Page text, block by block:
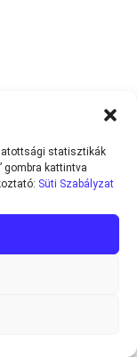
statisztikák
gombra kattintva
Süti Szabályzat